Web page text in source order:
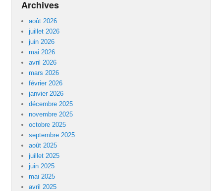
Archives
août 2026
juillet 2026
juin 2026
mai 2026
avril 2026
mars 2026
février 2026
janvier 2026
décembre 2025
novembre 2025
octobre 2025
septembre 2025
août 2025
juillet 2025
juin 2025
mai 2025
avril 2025